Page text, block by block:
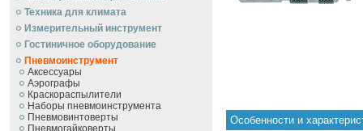
Техника для климата
Измерительный инструмент
Гостиничное оборудование
Пневмоинструмент
Аксессуары
Аэрографы
Краскораспылители
Наборы пневмоинструмента
Пневмовинтоверты
Пневмогайковерты
Особенности и